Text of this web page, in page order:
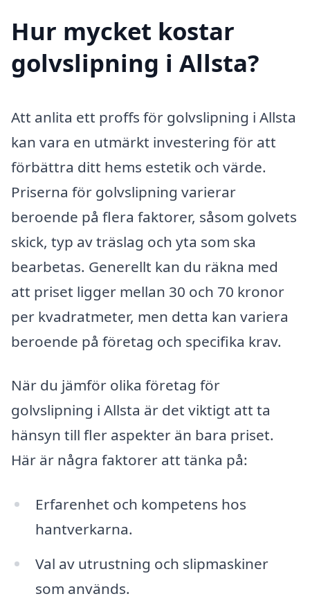
Hur mycket kostar
golvslipning i Allsta?
Att anlita ett proffs för golvslipning i Allsta
kan vara en utmärkt investering för att
förbättra ditt hems estetik och värde.
Priserna för golvslipning varierar
beroende på flera faktorer, såsom golvets
skick, typ av träslag och yta som ska
bearbetas. Generellt kan du räkna med
att priset ligger mellan 30 och 70 kronor
per kvadratmeter, men detta kan variera
beroende på företag och specifika krav.
När du jämför olika företag för
golvslipning i Allsta är det viktigt att ta
hänsyn till fler aspekter än bara priset.
Här är några faktorer att tänka på:
Erfarenhet och kompetens hos
hantverkarna.
Val av utrustning och slipmaskiner
som används.